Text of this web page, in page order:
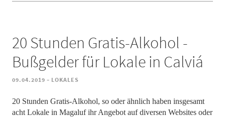
20 Stunden Gratis-Alkohol -
Bußgelder für Lokale in Calviá
09.04.2019 - LOKALES
20 Stunden Gratis-Alkohol, so oder ähnlich haben insgesamt
acht Lokale in Magaluf ihr Angebot auf diversen Websites oder